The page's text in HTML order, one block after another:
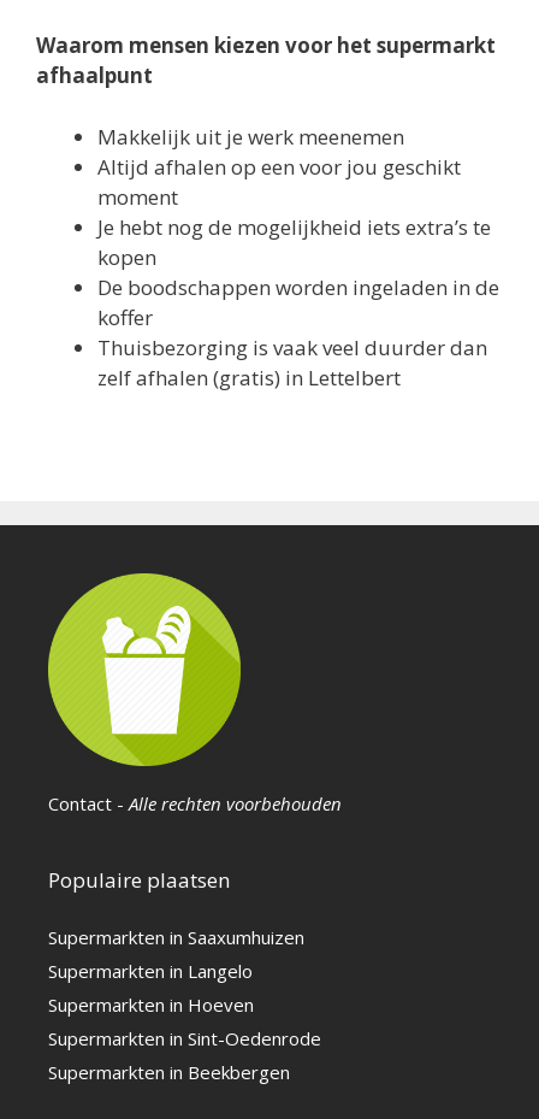
Waarom mensen kiezen voor het supermarkt
afhaalpunt
Makkelijk uit je werk meenemen
Altijd afhalen op een voor jou geschikt
moment
Je hebt nog de mogelijkheid iets extra’s te
kopen
De boodschappen worden ingeladen in de
koffer
Thuisbezorging is vaak veel duurder dan
zelf afhalen (gratis) in Lettelbert
Contact -Alle rechten voorbehouden
Populaire plaatsen
Supermarkten in Saaxumhuizen
Supermarkten in Langelo
Supermarkten in Hoeven
Supermarkten in Sint-Oedenrode
Supermarkten in Beekbergen